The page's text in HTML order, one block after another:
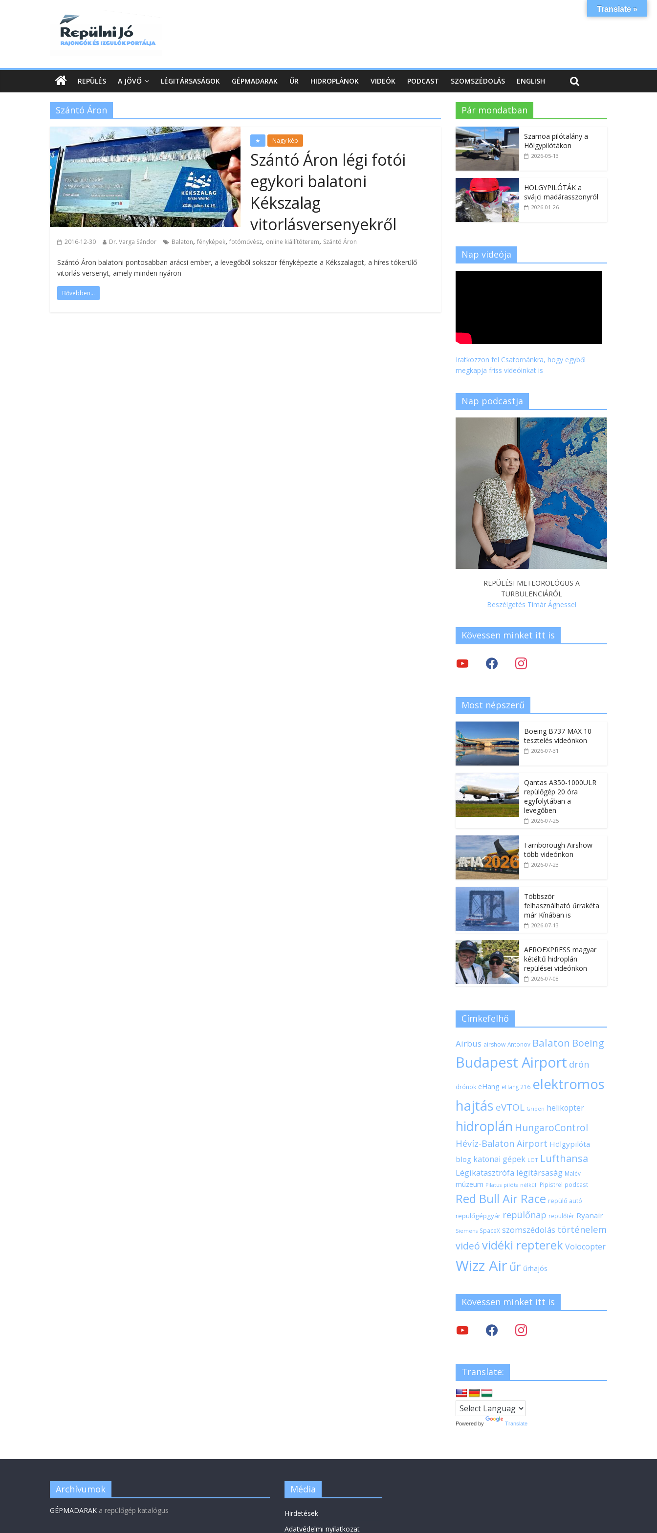
REPÜLÉS A JÖVŐ LÉGITÁRSASÁGOK GÉPMADARAK ŰR HIDROPLÁNOK VIDEÓK PODCAST SZOMSZÉDOLÁS ENGLISH
Szántó Áron
★ Nagy kép
Szántó Áron légi fotói
egykori balatoni
Kékszalag
vitorlásversenyekről
2016-12-30 Dr. Varga Sándor Balaton, fényképek, fotóművész, online kiállítóterem, Szántó Áron
Szántó Áron balatoni pontosabban arácsi ember, a levegőből sokszor fényképezte a Kékszalagot, a híres tókerülő
vitorlás versenyt, amely minden nyáron
Bővebben...
Pár mondatban
Szamoa pilótalány a
Hölgypilótákon
2026-05-13
HÖLGYPILÓTÁK a
svájci madárasszonyról
2026-01-26
Nap videója
Iratkozzon fel Csatornánkra, hogy egyből
megkapja friss videóinkat is
Nap podcastja
REPÜLÉSI METEOROLÓGUS A
TURBULENCIÁRÓL
Beszélgetés Tímár Ágnessel
Kövessen minket itt is
Most népszerű
Boeing B737 MAX 10
tesztelés videónkon
2026-07-31
Qantas A350-1000ULR
repülőgép 20 óra
egyfolytában a
levegőben
2026-07-25
Farnborough Airshow
több videónkon
2026-07-23
Többször
felhasználható űrrakéta
már Kínában is
2026-07-13
AEROEXPRESS magyar
kétéltű hidroplán
repülései videónkon
2026-07-08
Címkefelhő
Airbus airshow Antonov Balaton Boeing
Budapest Airport drón
drónok eHang eHang 216 elektromos
hajtás eVTOL Gripen helikopter
hidroplán HungaroControl
Hévíz-Balaton Airport Hölgypilóta
blog katonai gépek LOT Lufthansa
Légikatasztrófa légitársaság Malév
múzeum Pilatus pilóta nélküli Pipistrel podcast
Red Bull Air Race repülő autó
repülőgépgyár repülőnap repülőtér Ryanair
Siemens SpaceX szomszédolás történelem
videóvidéki repterek Volocopter
Wizz Air űr űrhajós
Kövessen minket itt is
Translate:
Powered by Translate
Archívumok
GÉPMADARAK a repülőgép katalógus
Média
Hirdetések
Adatvédelmi nyilatkozat
Translate »